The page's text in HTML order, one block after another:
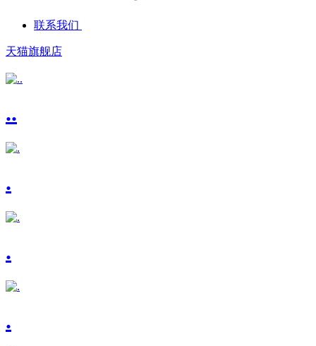
联系我们
天猫旗舰店
..
.
.
.